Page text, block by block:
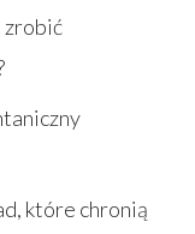
zrobić
które chronią